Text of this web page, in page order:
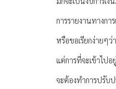
การรายงานทางกา
หรือขอเรียกง่ายๆว่
แต่การที่จะเข้าไป
จะต้องทำการปรับป